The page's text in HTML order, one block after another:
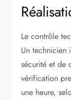
Le contrôle
Un technicien
sécurité et de
vérification
une heure,